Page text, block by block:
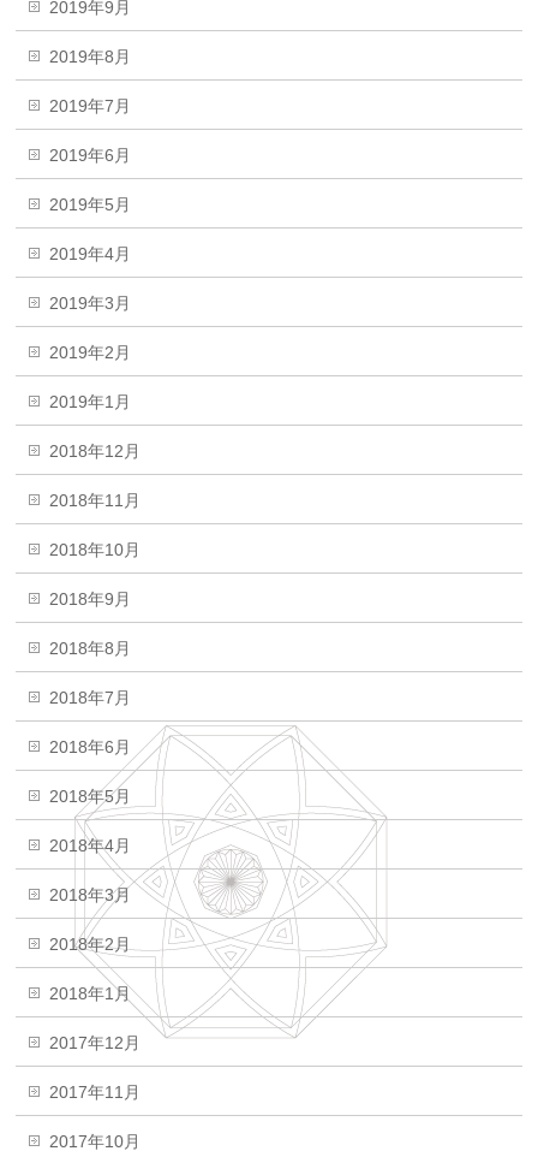
2019年9月
2019年8月
2019年7月
2019年6月
2019年5月
2019年4月
2019年3月
2019年2月
2019年1月
2018年12月
2018年11月
2018年10月
2018年9月
2018年8月
2018年7月
2018年6月
2018年5月
2018年4月
2018年3月
2018年2月
2018年1月
2017年12月
2017年11月
2017年10月